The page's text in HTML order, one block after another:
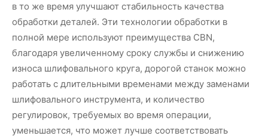
в то же время улучшают стабильность качества
обработки деталей. Эти технологии обработки в
полной мере используют преимущества CBN,
благодаря увеличенному сроку службы и снижению
износа шлифовального круга, дорогой станок можно
работать с длительными временами между заменами
шлифовального инструмента, и количество
регулировок, требуемых во время операции,
уменьшается, что может лучше соответствовать